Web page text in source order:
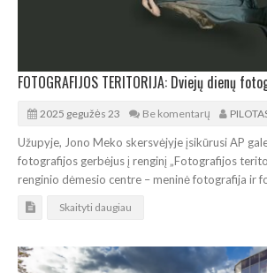
2025 gegužės 23 Be komentarų
Užupyje, Jono Meko skersvėjyje įsikūrusi AP
fotografijos gerbėjus į renginį „Fotografijos
renginio dėmesio centre – meninė fotografija ir
Skaityti daugiau